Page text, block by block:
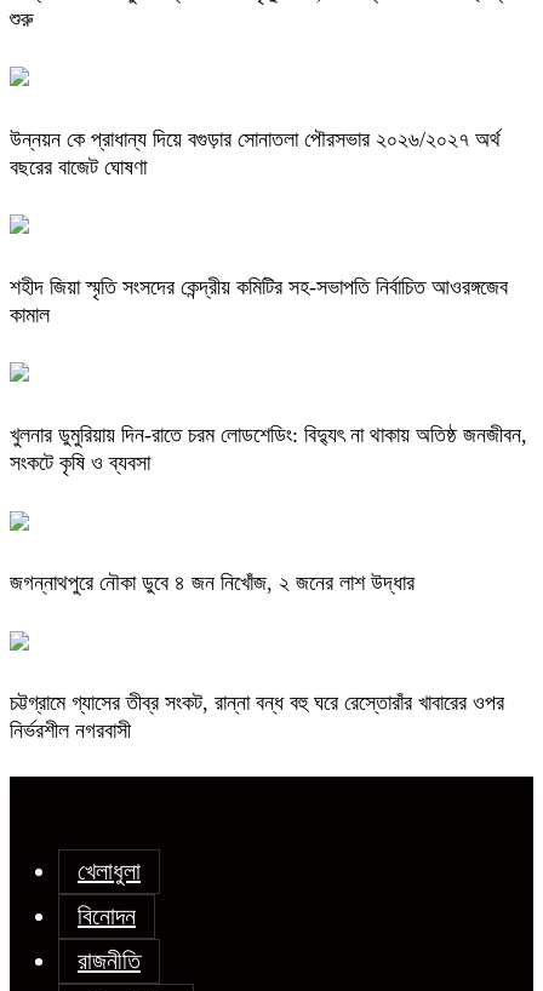
শুরু
উন্নয়ন কে প্রাধান্য দিয়ে বগুড়ার সোনাতলা পৌরসভার ২০২৬/২০২৭ অর্থ
বছরের বাজেট ঘোষণা
শহীদ জিয়া স্মৃতি সংসদের কেন্দ্রীয় কমিটির সহ-সভাপতি নির্বাচিত আওরঙ্গজেব
কামাল
খুলনার ডুমুরিয়ায় দিন-রাতে চরম লোডশেডিং: বিদ্যুৎ না থাকায় অতিষ্ঠ জনজীবন,
সংকটে কৃষি ও ব্যবসা
জগন্নাথপুরে নৌকা ডুবে ৪ জন নিখোঁজ, ২ জনের লাশ উদ্ধার
চট্টগ্রামে গ্যাসের তীব্র সংকট, রান্না বন্ধ বহু ঘরে রেস্তোরাঁর খাবারের ওপর
নির্ভরশীল নগরবাসী
খেলাধুলা
বিনোদন
রাজনীতি